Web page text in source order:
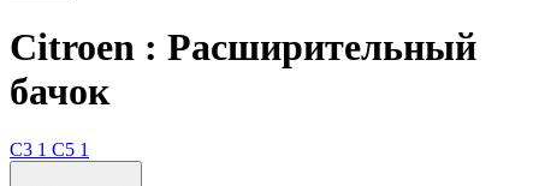
Citroen : Расширительный
бачок
C3 1 C5 1